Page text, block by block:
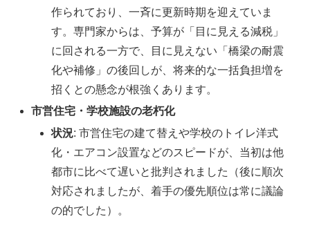
作られており、一斉に更新時期を迎えていま
す。専門家からは、予算が「目に見える減税」
に回される一方で、目に見えない「橋梁の耐震
化や補修」の後回しが、将来的な一括負担増を
招くとの懸念が根強くあります。
市営住宅・学校施設の老朽化
状況: 市営住宅の建て替えや学校のトイレ洋式
化・エアコン設置などのスピードが、当初は他
都市に比べて遅いと批判されました（後に順次
対応されましたが、着手の優先順位は常に議論
の的でした）。